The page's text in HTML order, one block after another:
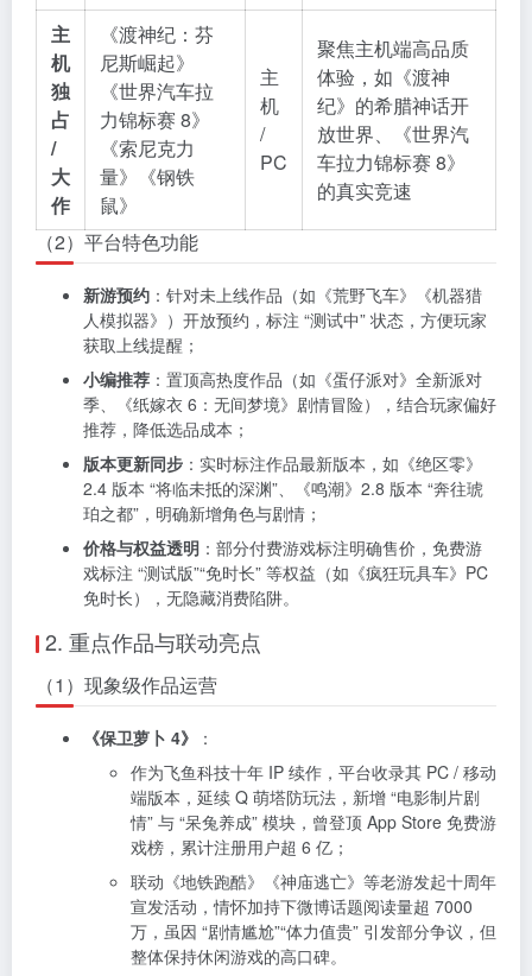
主
机
独
占
/
大
作
《渡神纪：芬
尼斯崛起》
《世界汽车拉
力锦标赛 8》
《索尼克力
量》《钢铁
鼠》
主
机
/
PC
聚焦主机端高品质
体验，如《渡神
纪》的希腊神话开
放世界、《世界汽
车拉力锦标赛 8》
的真实竞速
（2）平台特色功能
新游预约 ：针对未上线作品（如《荒野飞车》《机器猎
人模拟器》）开放预约，标注 “测试中” 状态，方便玩家
获取上线提醒；
小编推荐 ：置顶高热度作品（如《蛋仔派对》全新派对
季、《纸嫁衣 6：无间梦境》剧情冒险），结合玩家偏好
推荐，降低选品成本；
版本更新同步 ：实时标注作品最新版本，如《绝区零》
2.4 版本 “将临未抵的深渊”、《鸣潮》2.8 版本 “奔往琥
珀之都”，明确新增角色与剧情；
价格与权益透明 ：部分付费游戏标注明确售价，免费游
戏标注 “测试版”“免时长” 等权益（如《疯狂玩具车》PC
免时长），无隐藏消费陷阱。
2. 重点作品与联动亮点
（1）现象级作品运营
《保卫萝卜 4》
：
作为飞鱼科技十年 IP 续作，平台收录其 PC / 移动
端版本，延续 Q 萌塔防玩法，新增 “电影制片剧
情” 与 “呆兔养成” 模块，曾登顶 App Store 免费游
戏榜，累计注册用户超 6 亿；
联动《地铁跑酷》《神庙逃亡》等老游发起十周年
宣发活动，情怀加持下微博话题阅读量超 7000
万，虽因 “剧情尴尬”“体力值贵” 引发部分争议，但
整体保持休闲游戏的高口碑。